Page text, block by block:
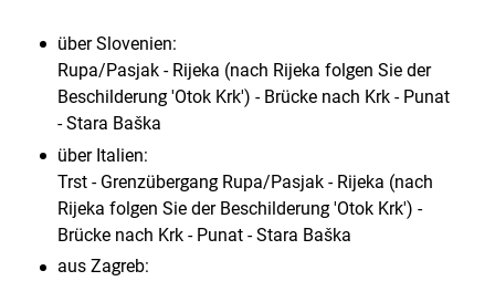
über Slovenien:
Rupa/Pasjak - Rijeka (nach Rijeka folgen Sie der
Beschilderung 'Otok Krk') - Brücke nach Krk - Punat
- Stara Baška
über Italien:
Trst - Grenzübergang Rupa/Pasjak - Rijeka (nach
Rijeka folgen Sie der Beschilderung 'Otok Krk') -
Brücke nach Krk - Punat - Stara Baška
aus Zagreb: